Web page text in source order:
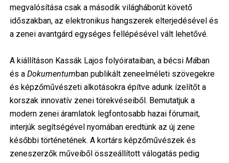
megvalósítása csak a második világháborút követő
időszakban, az elektronikus hangszerek elterjedésével és
a zenei avantgárd egységes fellépésével vált lehetővé.
A kiállításon Kassák Lajos folyóirataiban, a bécsi Mában
és a Dokumentumban publikált zeneelméleti szövegekre
és képzőművészeti alkotásokra építve adunk ízelítőt a
korszak innovatív zenei törekvéseiből. Bemutatjuk a
modern zenei áramlatok legfontosabb hazai fórumait,
interjúk segítségével nyomában eredtünk az új zene
későbbi történetének. A kortárs képzőművészek és
zeneszerzők műveiből összeállított válogatás pedig